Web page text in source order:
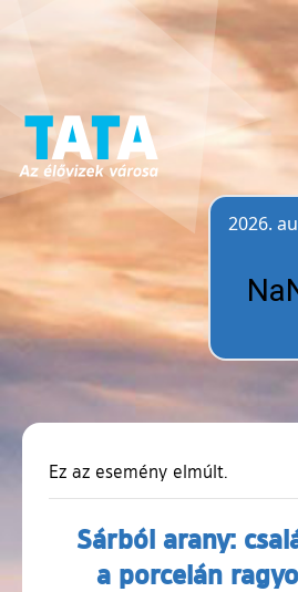
2026.
Ez az esemény elmúlt.
Sárból arany:
a porcelán